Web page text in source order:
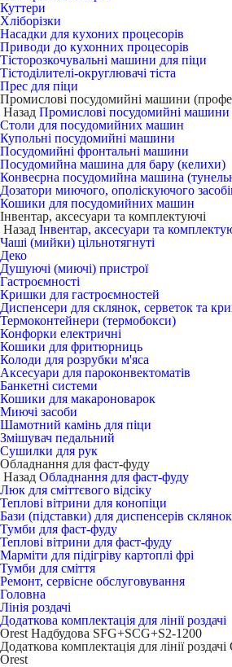
Куттери
Хліборізки
Насадки для кухоних процесорів
Приводи до кухонних процесорів
Тісторозкочувальні машини для піци
Тістоділителі-округлювачі тіста
Прес для піци
Промислові посудомийні машини
Назад Промислові посудомийні машини
Столи для посудомийних машин
Купольні посудомийні машини
Посудомийні фронтальні машини
Посудомийна машина для бару (келихи)
Конвеєрна посудомийна машина
Дозатори миючого, ополіскуючого
Кошики для посудомийних машин
Інвентар, аксесуари та комплектуючі
Назад Інвентар, аксесуари та
Чаші (мийки) цільнотягнуті
Деко
Душуючі (миючі) пристрої
Гастроємності
Кришки для гастроємностей
Диспенсери для склянок, серветок та
Термоконтейнери (термобокси)
Конфорки електричні
Кошики для фритюрниць
Колоди для розрубки м'яса
Аксесуари для пароконвектоматів
Банкетні системи
Кошики для макароноварок
Миючі засоби
Шамотний камінь для піци
Змішувач педальний
Сушилки для рук
Обладнання для фаст-фуду
Назад Обладнання для фаст-фуду
Люк для сміттєвого відсіку
Теплові вітрини для конопіци
Бази (підставки) для диспенсерів склянок
Тумби для фаст-фуду
Теплові вітрини для фаст-фуду
Марміти для підігріву картоплі фрі
Тумби для сміття
Ремонт, сервісне обслуговування
Головна
Лінія роздачі
Додаткова комплектація для лінії роздачі
Orest Надбудова SFG+SCG+S2-1200
Додаткова комплектація для лінії
Orest